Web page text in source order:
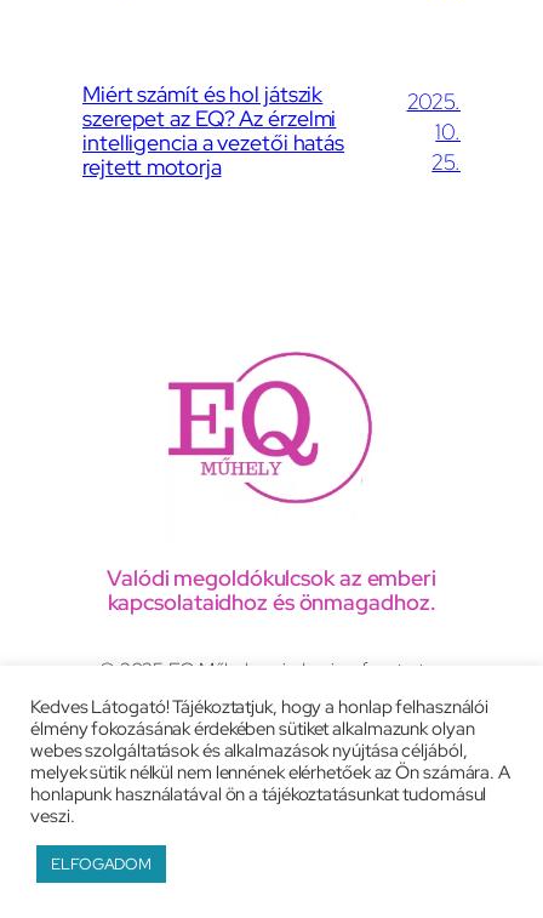
Miért számít és hol játszik
szerepet az EQ? Az érzelmi
intelligencia a vezetői hatás
rejtett motorja
2025.
10.
25.
Valódi megoldókulcsok az emberi
kapcsolataidhoz és önmagadhoz.
© 2025 EQ Műhely, minden jog fenntartva
Adatkezelési tájékoztató
Általános szerződési feltételek Impresszum
Weboldal:peac.eu
Kedves Látogató! Tájékoztatjuk, hogy a honlap felhasználói
élmény fokozásának érdekében sütiket alkalmazunk olyan
webes szolgáltatások és alkalmazások nyújtása céljából,
melyek sütik nélkül nem lennének elérhetőek az Ön számára. A
honlapunk használatával ön a tájékoztatásunkat tudomásul
veszi.
ELFOGADOM